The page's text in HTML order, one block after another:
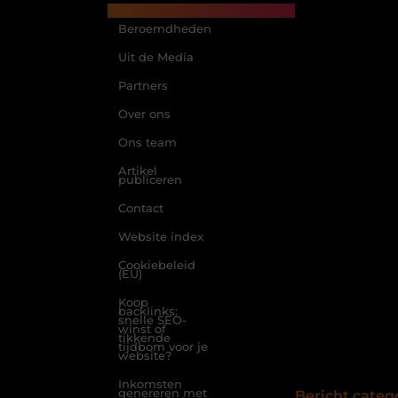
Beroemdheden
Uit de Media
Partners
Over ons
Ons team
Artikel
publiceren
Contact
Website index
Cookiebeleid
(EU)
Koop
backlinks:
snelle SEO-
winst of
tikkende
tijdbom voor je
website?
Inkomsten
genereren met